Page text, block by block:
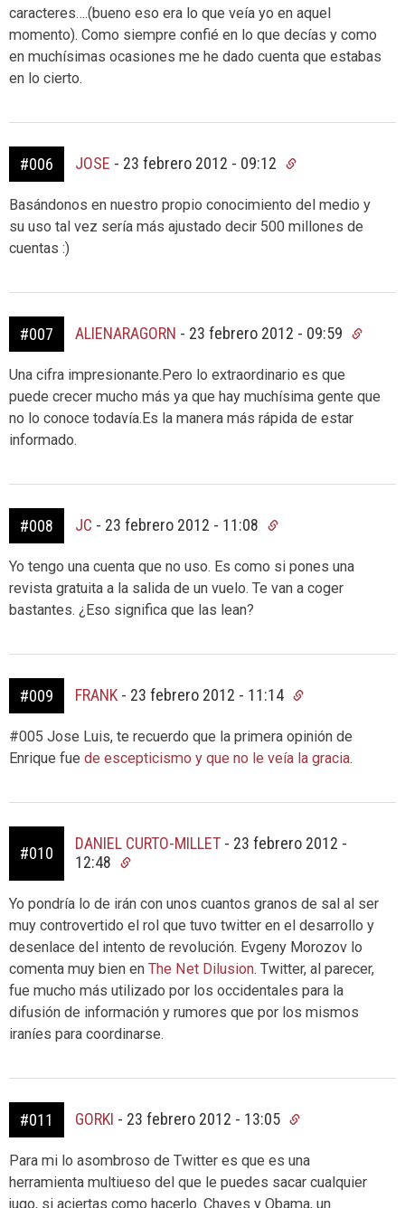
caracteres….(bueno eso era lo que veía yo en aquel
momento). Como siempre confié en lo que decías y como
en muchísimas ocasiones me he dado cuenta que estabas
en lo cierto.
#006 JOSE - 23 febrero 2012 - 09:12
Basándonos en nuestro propio conocimiento del medio y
su uso tal vez sería más ajustado decir 500 millones de
cuentas :)
#007 ALIENARAGORN - 23 febrero 2012 - 09:59
Una cifra impresionante.Pero lo extraordinario es que
puede crecer mucho más ya que hay muchísima gente que
no lo conoce todavía.Es la manera más rápida de estar
informado.
#008 JC - 23 febrero 2012 - 11:08
Yo tengo una cuenta que no uso. Es como si pones una
revista gratuita a la salida de un vuelo. Te van a coger
bastantes. ¿Eso significa que las lean?
#009 FRANK - 23 febrero 2012 - 11:14
#005 Jose Luis, te recuerdo que la primera opinión de
Enrique fue de escepticismo y que no le veía la gracia.
#010
DANIEL CURTO-MILLET - 23 febrero 2012 -
12:48
Yo pondría lo de irán con unos cuantos granos de sal al ser
muy controvertido el rol que tuvo twitter en el desarrollo y
desenlace del intento de revolución. Evgeny Morozov lo
comenta muy bien en The Net Dilusion. Twitter, al parecer,
fue mucho más utilizado por los occidentales para la
difusión de información y rumores que por los mismos
iraníes para coordinarse.
#011 GORKI - 23 febrero 2012 - 13:05
Para mi lo asombroso de Twitter es que es una
herramienta multiueso del que le puedes sacar cualquier
jugo, si aciertas como hacerlo. Chaves y Obama, un